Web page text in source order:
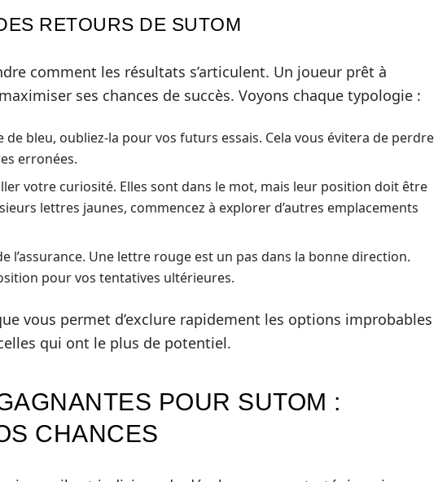
RETOURS DE SUTOM
comment les résultats s’articulent. Un joueur prêt à
ses chances de succès. Voyons chaque typologie :
de bleu, oubliez-la pour vos futurs essais. Cela vous évitera de perdre
erronées.
votre curiosité. Elles sont dans le mot, mais leur position doit être
lettres jaunes, commencez à explorer d’autres emplacements
l’assurance. Une lettre rouge est un pas dans la bonne direction.
pour vos tentatives ultérieures.
vous permet d’exclure rapidement les options improbables
qui ont le plus de potentiel.
POUR SUTOM :
CHANCES